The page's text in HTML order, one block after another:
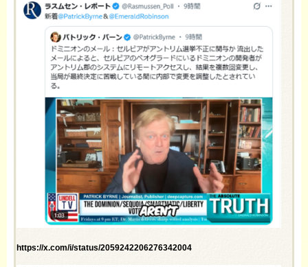
https://x.com/i/status/2059242206276342004